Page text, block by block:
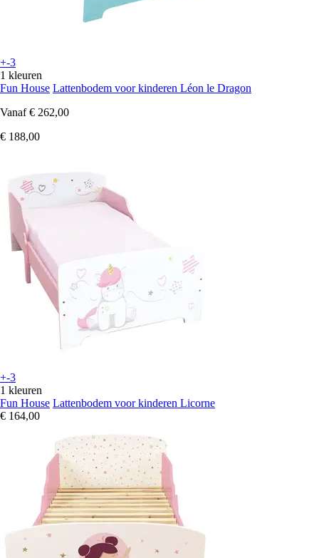
+-3
1 kleuren
Fun House Lattenbodem voor kinderen Léon le Dragon
Vanaf € 262,00
€ 188,00
+-3
1 kleuren
Fun House Lattenbodem voor kinderen Licorne
€ 164,00